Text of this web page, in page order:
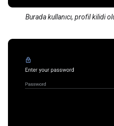
Burada kullanıcı, profil kilidi